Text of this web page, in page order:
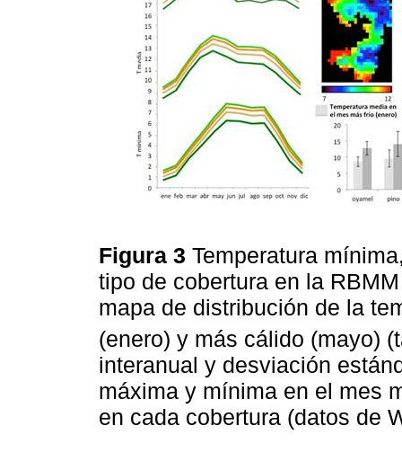
Figura 3 Temperatura
tipo de cobertura en la
mapa de distribución de la
(enero) y más cálido (mayo)
interanual y desviación
máxima y mínima en el mes
en cada cobertura (datos de